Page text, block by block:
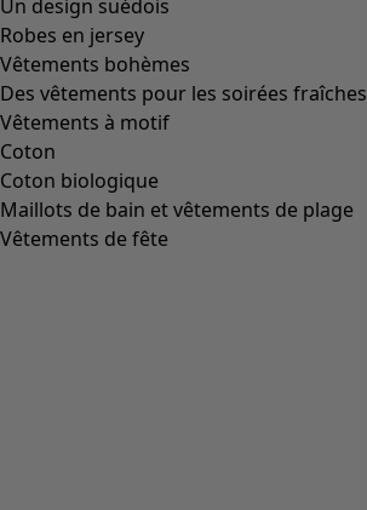
Un design suédois
Robes en jersey
Vêtements bohèmes
Des vêtements pour les soirées fraîches
Vêtements à motif
Coton
Coton biologique
Maillots de bain et vêtements de plage
Vêtements de fête